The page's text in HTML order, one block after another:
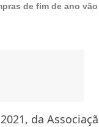
de fim de ano
da